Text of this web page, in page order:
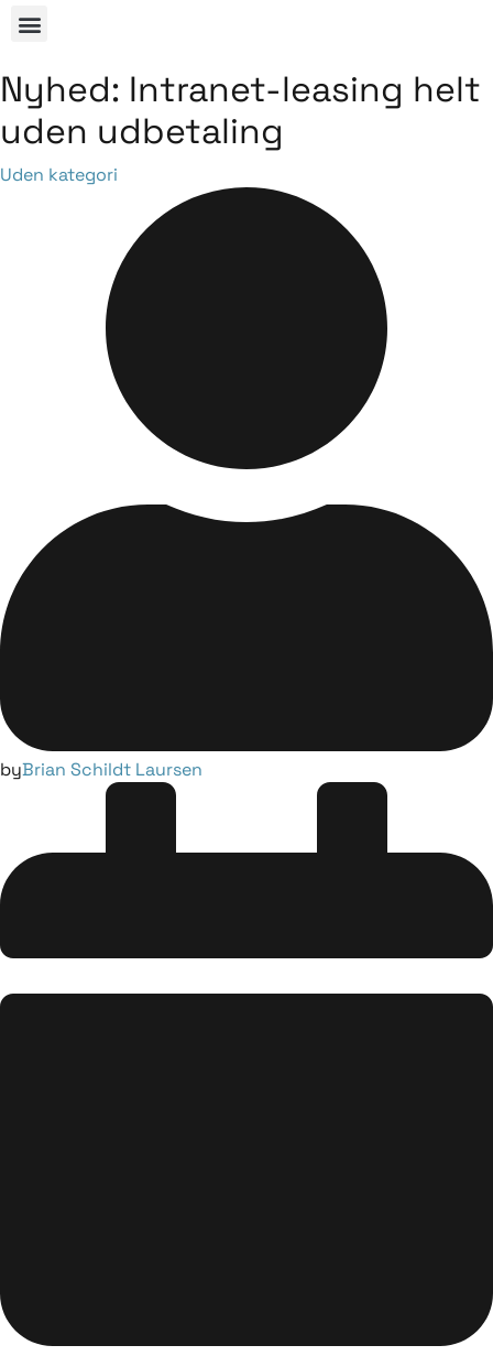
Nyhed: Intranet-leasing helt
uden udbetaling
Category
Uden kategori
byBrian Schildt Laursen